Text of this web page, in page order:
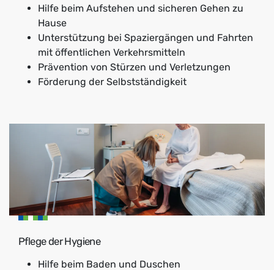
Hilfe beim Aufstehen und sicheren Gehen zu
Hause
Unterstützung bei Spaziergängen und Fahrten
mit öffentlichen Verkehrsmitteln
Prävention von Stürzen und Verletzungen
Förderung der Selbstständigkeit
Pflege der Hygiene
Hilfe beim Baden und Duschen